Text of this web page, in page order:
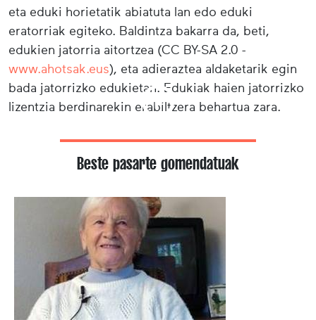
eta eduki horietatik abiatuta lan edo eduki
eratorriak egiteko. Baldintza bakarra da, beti,
edukien jatorria aitortzea (CC BY-SA 2.0 -
www.ahotsak.eus), eta adieraztea aldaketarik egin
bada jatorrizko edukietan. Edukiak haien jatorrizko
lizentzia berdinarekin erabiltzera behartua zara.
Beste pasarte gomendatuak